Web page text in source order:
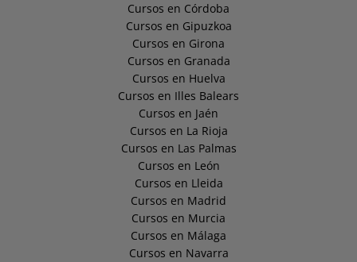
Cursos en Córdoba
Cursos en Gipuzkoa
Cursos en Girona
Cursos en Granada
Cursos en Huelva
Cursos en Illes Balears
Cursos en Jaén
Cursos en La Rioja
Cursos en Las Palmas
Cursos en León
Cursos en Lleida
Cursos en Madrid
Cursos en Murcia
Cursos en Málaga
Cursos en Navarra